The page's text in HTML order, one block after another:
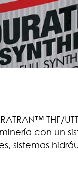
THF/
con un
sistemas